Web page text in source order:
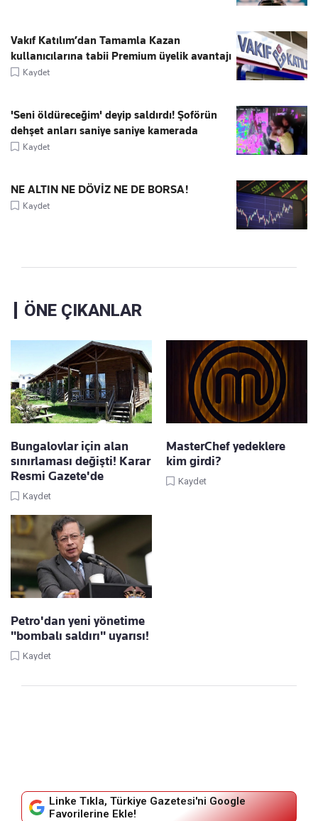
Vakıf Katılım’dan Tamamla Kazan
kullanıcılarına tabii Premium üyelik avantajı
Kaydet
'Seni öldüreceğim' deyip saldırdı! Şoförün
dehşet anları saniye saniye kamerada
Kaydet
NE ALTIN NE DÖVİZ NE DE BORSA!
Kaydet
ÖNE ÇIKANLAR
Bungalovlar için alan
sınırlaması değişti! Karar
Resmi Gazete'de
Kaydet
MasterChef yedeklere
kim girdi?
Kaydet
Petro'dan yeni yönetime
"bombalı saldırı" uyarısı!
Kaydet
Linke Tıkla, Türkiye Gazetesi'ni Google
Favorilerine Ekle!